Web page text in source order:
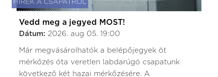
HÍREK A CSAPATRÓL
Vedd meg a jegyed MOST!
Dátum: 2026. aug 05. 19:00
Már megvásárolhatók a belépőjegyek öt
mérkőzés óta veretlen labdarúgó csapatunk
következő két hazai mérkőzésére. A